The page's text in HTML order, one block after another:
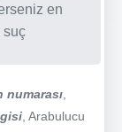
en
suç
numarası
, Arabulucu